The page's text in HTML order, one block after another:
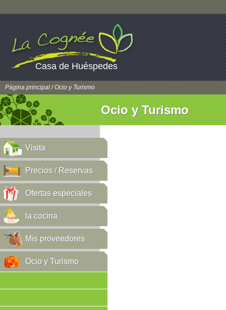
Casa de Huéspedes
Página principal/ Ocio y Turismo
Ocio y Turismo
Visita
Precios / Reservas
Ofertas especiales
la cocina
Mis proveedores
Ocio y Turismo